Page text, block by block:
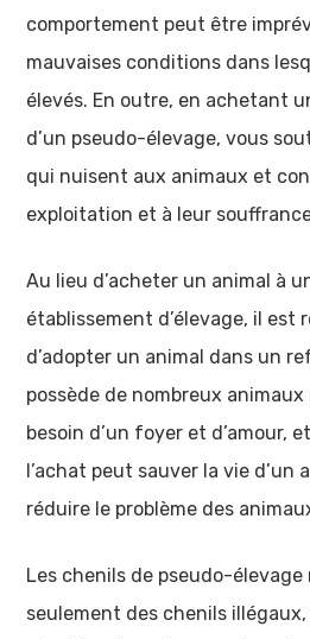
comportement peut être
mauvaises conditions dans
élevés. En outre, en achetant
d’un pseudo-élevage, vous
qui nuisent aux animaux et
exploitation et à leur
Au lieu d’acheter un animal à
établissement d’élevage, il est
d’adopter un animal dans un
possède de nombreux
besoin d’un foyer et d’amour,
l’achat peut sauver la vie d’un
réduire le problème des
Les chenils de pseudo-élevage
seulement des chenils